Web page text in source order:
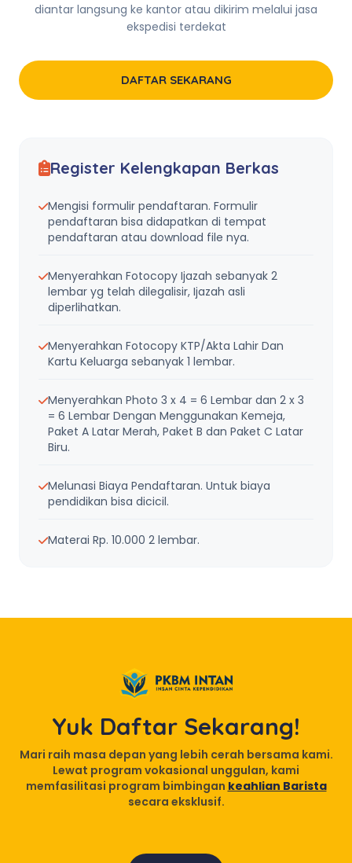
diantar langsung ke kantor atau dikirim melalui jasa
ekspedisi terdekat
DAFTAR SEKARANG
Register Kelengkapan Berkas
Mengisi formulir pendaftaran. Formulir
pendaftaran bisa didapatkan di tempat
pendaftaran atau download file nya.
Menyerahkan Fotocopy Ijazah sebanyak 2
lembar yg telah dilegalisir, Ijazah asli
diperlihatkan.
Menyerahkan Fotocopy KTP/Akta Lahir Dan
Kartu Keluarga sebanyak 1 lembar.
Menyerahkan Photo 3 x 4 = 6 Lembar dan 2 x 3
= 6 Lembar Dengan Menggunakan Kemeja,
Paket A Latar Merah, Paket B dan Paket C Latar
Biru.
Melunasi Biaya Pendaftaran. Untuk biaya
pendidikan bisa dicicil.
Materai Rp. 10.000 2 lembar.
Yuk Daftar Sekarang!
Mari raih masa depan yang lebih cerah bersama kami.
Lewat program vokasional unggulan, kami
memfasilitasi program bimbingan keahlian Barista
secara eksklusif.